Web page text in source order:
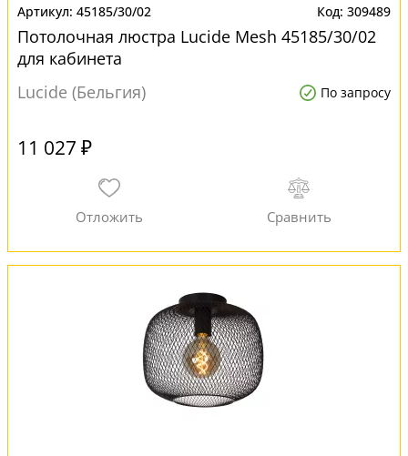
45185/30/02 309489
Потолочная люстра Lucide Mesh 45185/30/02
для кабинета
Lucide (Бельгия)
По запросу
11 027 ₽